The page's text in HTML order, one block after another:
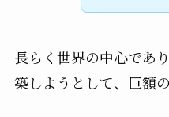
長らく世界の中心であ
築しようとして、巨額